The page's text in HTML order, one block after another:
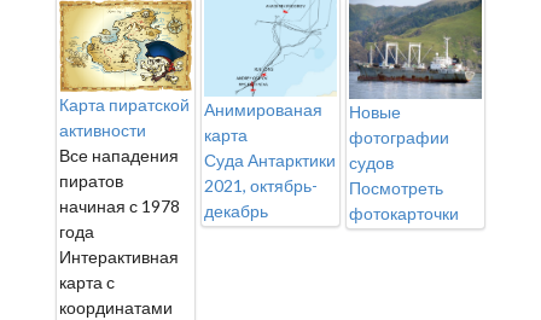
Карта пиратской
активности
Все нападения
пиратов
начиная с 1978
года
Интерактивная
карта с
координатами
Анимированая
карта
Суда Антарктики
2021, октябрь-
декабрь
Новые
фотографии
судов
Посмотреть
фотокарточки